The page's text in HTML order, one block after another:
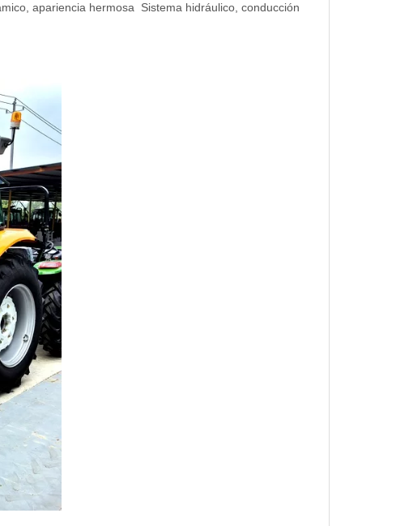
apariencia hermosa Sistema hidráulico, conducción